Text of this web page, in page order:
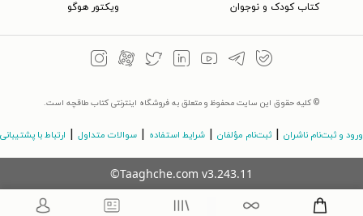
کتاب کودک و نوجوان
ویکتور هوگو
© کلیه حقوق این سایت محفوظ و متعلق به فروشگاه اینترنتی کتاب طاقچه است.
ورود و ثبت‌نام ناشران | ثبت‌نام مؤلفان | شرایط استفاده | سوالات متداول | ارتباط با پشتیبانی
©Taaghche.com v3.243.11